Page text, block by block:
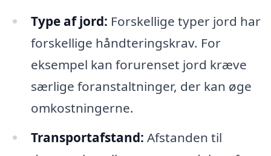
Type af jord: Forskellige typer jord har
forskellige håndteringskrav. For
eksempel kan forurenset jord kræve
særlige foranstaltninger, der kan øge
omkostningerne.
Transportafstand: Afstanden til